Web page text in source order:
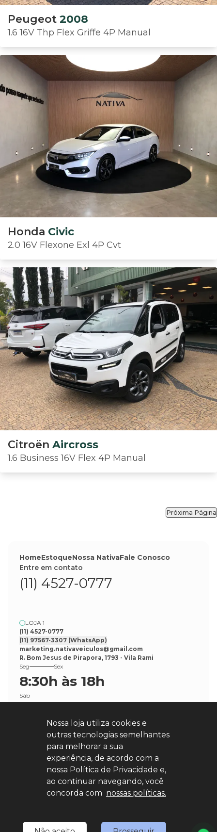
Peugeot 2008
1.6 16V Thp Flex Griffe 4P Manual
Honda Civic
2.0 16V Flexone Exl 4P Cvt
Citroën Aircross
1.6 Business 16V Flex 4P Manual
Próxima Página
HomeEstoqueNossa NativaFale Conosco
Entre em contato
(11) 4527-0777
LOJA 1
(11) 4527-0777
(11) 97567-3307 (WhatsApp)
marketing.nativaveiculos@gmail.com
R. Bom Jesus de Pirapora, 1793 - Vila Rami
Seg
Sex
8:30h às 18h
Sáb
Explore nosso sucesso
Desenvolvido porsync
Nossa loja utiliza cookies e
outras tecnologias semelhantes
para melhorar a sua
experiência, de acordo com a
nossa Política de Privacidade e,
ao continuar navegando, você
concorda com nossas políticas.